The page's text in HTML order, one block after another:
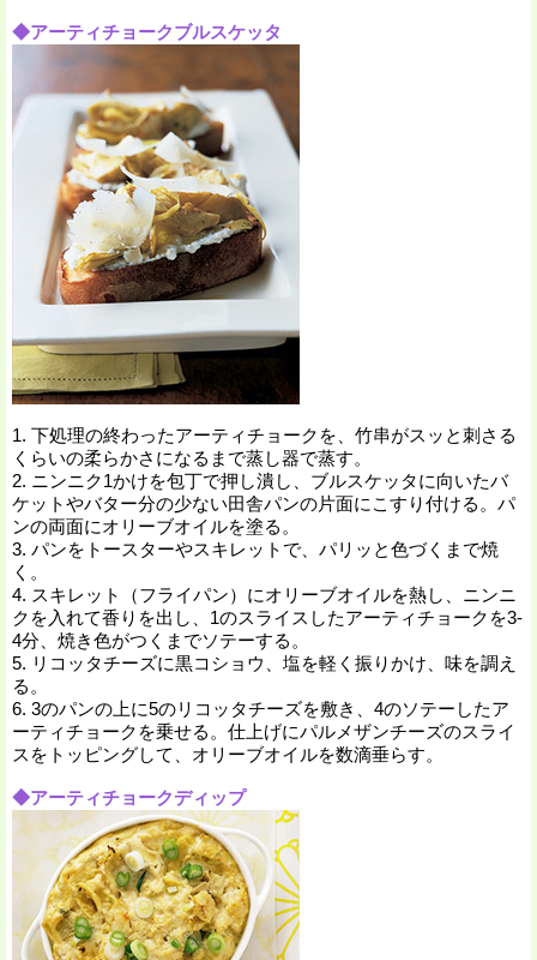
◆アーティチョークブルスケッタ
1. 下処理の終わったアーティチョークを、竹串がスッと刺さる
くらいの柔らかさになるまで蒸し器で蒸す。
2. ニンニク1かけを包丁で押し潰し、ブルスケッタに向いたバ
ケットやバター分の少ない田舎パンの片面にこすり付ける。パ
ンの両面にオリーブオイルを塗る。
3. パンをトースターやスキレットで、パリッと色づくまで焼
く。
4. スキレット（フライパン）にオリーブオイルを熱し、ニンニ
クを入れて香りを出し、1のスライスしたアーティチョークを3-
4分、焼き色がつくまでソテーする。
5. リコッタチーズに黒コショウ、塩を軽く振りかけ、味を調え
る。
6. 3のパンの上に5のリコッタチーズを敷き、4のソテーしたア
ーティチョークを乗せる。仕上げにパルメザンチーズのスライ
スをトッピングして、オリーブオイルを数滴垂らす。
◆アーティチョークディップ